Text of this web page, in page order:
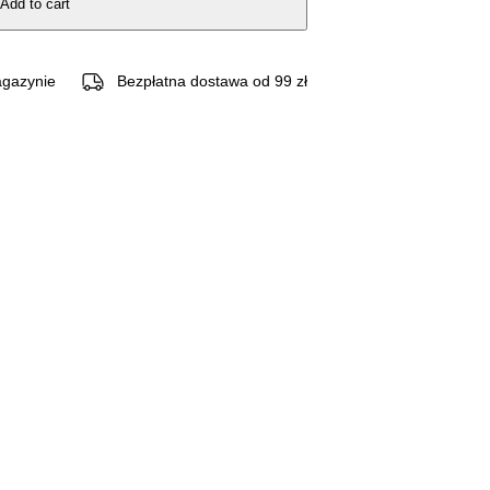
Add to cart
Bezpłatna dostawa od 99 zł